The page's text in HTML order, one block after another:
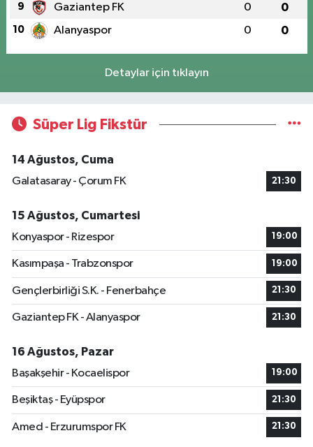
9 Gaziantep FK 0 0
10 Alanyaspor 0 0
Detaylar için tıklayın
Süper Lig Fikstür
14 Ağustos, Cuma
Galatasaray - Çorum FK
21:30
15 Ağustos, Cumartesi
Konyaspor - Rizespor
19:00
Kasımpaşa - Trabzonspor 19:00
Gençlerbirliği S.K. - Fenerbahçe 21:30
Gaziantep FK - Alanyaspor 21:30
16 Ağustos, Pazar
Başakşehir - Kocaelispor
19:00
Beşiktaş - Eyüpspor 21:30
Amed - Erzurumspor FK 21:30